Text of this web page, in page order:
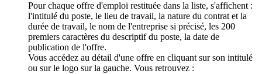
Pour chaque offre d'emploi restituée dans la liste, s'affichent :
l'intitulé du poste, le lieu de travail, la nature du contrat et la
durée de travail, le nom de l'entreprise si précisé, les 200
premiers caractères du descriptif du poste, la date de
publication de l'offre.
Vous accédez au détail d'une offre en cliquant sur son intitulé
ou sur le logo sur la gauche. Vous retrouvez :